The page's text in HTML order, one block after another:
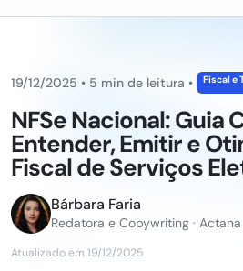
19/12/2025 • 5 min de leitura • Fiscal e
NFSe Nacional: Guia
Entender, Emitir e
Fiscal de Serviços
Bárbara Faria
Redatora e Copywriting · Actana
Atualizado em 19/12/2025